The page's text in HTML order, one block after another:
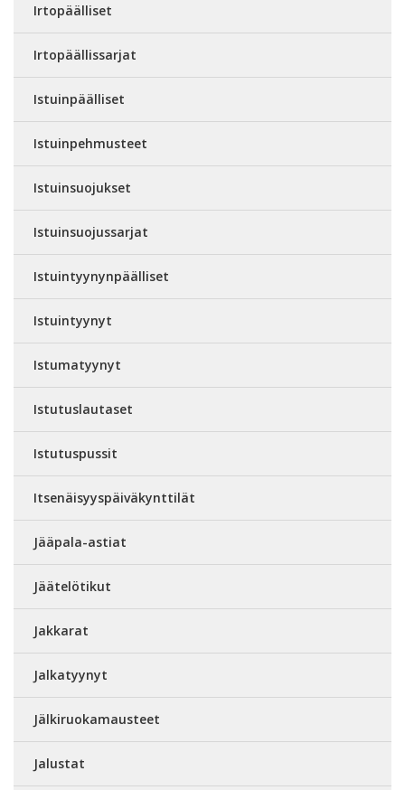
Irtopäälliset
Irtopäällissarjat
Istuinpäälliset
Istuinpehmusteet
Istuinsuojukset
Istuinsuojussarjat
Istuintyynynpäälliset
Istuintyynyt
Istumatyynyt
Istutuslautaset
Istutuspussit
Itsenäisyyspäiväkynttilät
Jääpala-astiat
Jäätelötikut
Jakkarat
Jalkatyynyt
Jälkiruokamausteet
Jalustat